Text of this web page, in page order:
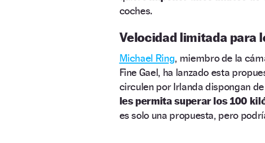
coches.
Velocidad limitada para
Michael Ring, miembro de la
Fine Gael, ha lanzado esta
circulen por Irlanda dispongan
les permita superar los 100
es solo una propuesta, pero